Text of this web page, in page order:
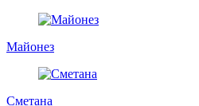
Майонез
Сметана